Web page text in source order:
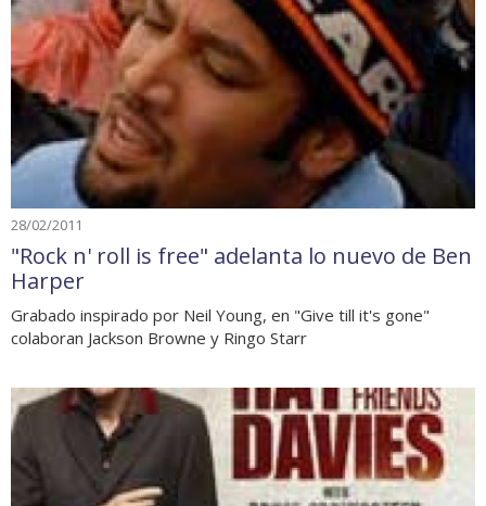
28/02/2011
"Rock n' roll is free" adelanta lo nuevo de Ben
Harper
Grabado inspirado por Neil Young, en "Give till it's gone"
colaboran Jackson Browne y Ringo Starr